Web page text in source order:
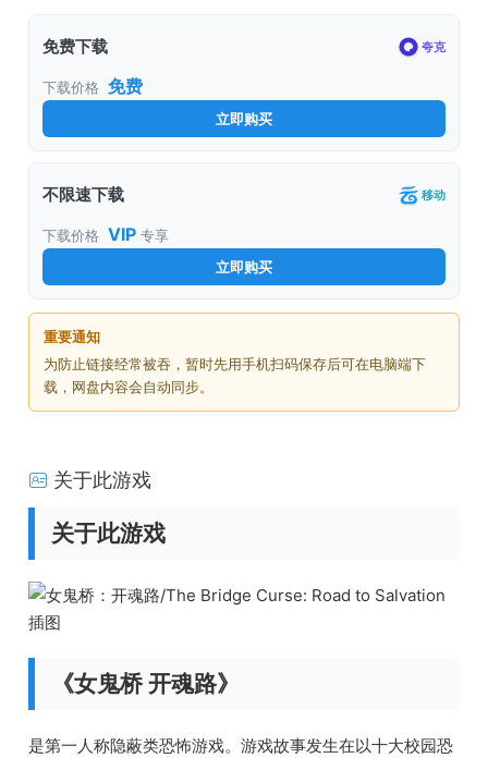
免费下载 夸克
下载价格 免费
立即购买
不限速下载 移动
下载价格 VIP 专享
立即购买
重要通知
为防止链接经常被吞，暂时先用手机扫码保存后可在电脑端下
载，网盘内容会自动同步。
关于此游戏
关于此游戏
《女鬼桥 开魂路》
是第一人称隐蔽类恐怖游戏。游戏故事发生在以十大校园恐